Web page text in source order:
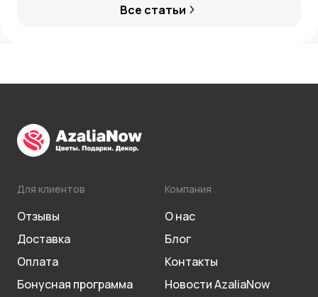
Все статьи
Для клиентов
Отзывы
Доставка
Оплата
Бонусная программа
Компания
О нас
Блог
Контакты
Новости AzaliaNow